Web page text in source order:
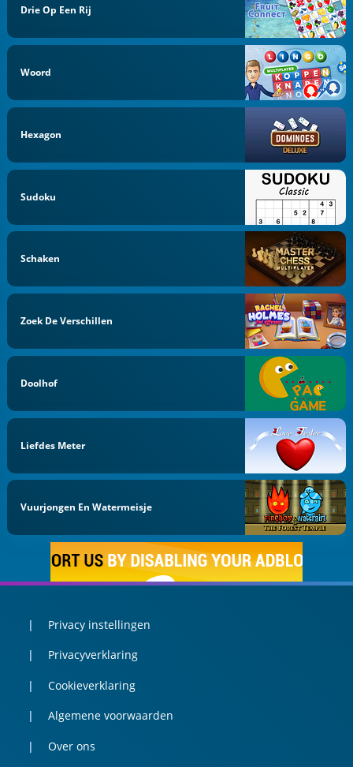
Drie Op Een Rij
Woord
Hexagon
Sudoku
Schaken
Zoek De Verschillen
Doolhof
Liefdes Meter
Vuurjongen En Watermeisje
Privacy instellingen
Privacyverklaring
Cookieverklaring
Algemene voorwaarden
Over ons